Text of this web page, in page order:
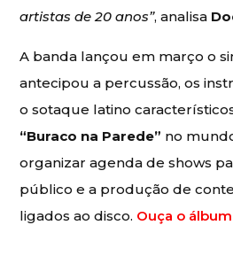
artistas de 20 anos”, analisa
A banda lançou em março o
antecipou a percussão, os
o sotaque latino
“Buraco na Parede” no
organizar agenda de shows
público e a produção de
ligados ao disco. Ouça o